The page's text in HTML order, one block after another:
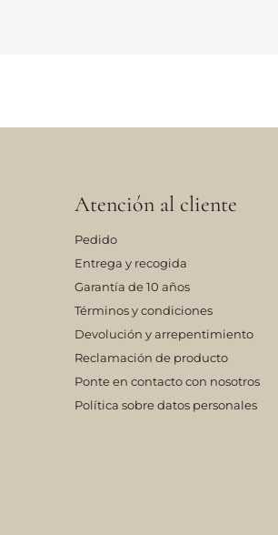
Atención al cliente
Pedido
Entrega y recogida
Garantía de 10 años
Términos y condiciones
Devolución y arrepentimiento
Reclamación de producto
Ponte en contacto con nosotros
Política sobre datos personales